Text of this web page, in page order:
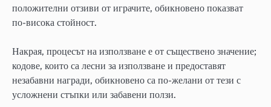
положителни отзиви от играчите, обикновено показват
по-висока стойност.
Накрая, процесът на използване е от съществено значение;
кодове, които са лесни за използване и предоставят
незабавни награди, обикновено са по-желани от тези с
усложнени стъпки или забавени ползи.